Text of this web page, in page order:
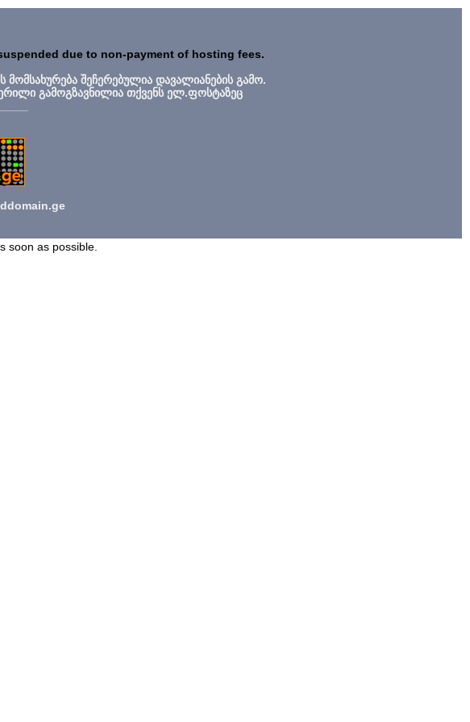
due to non-payment of hosting fees.
მომსახურება შეჩერებულია დავალიანების გამო.
გამოგზავნილია თქვენს ელ.ფოსტაზეც
soon as possible.